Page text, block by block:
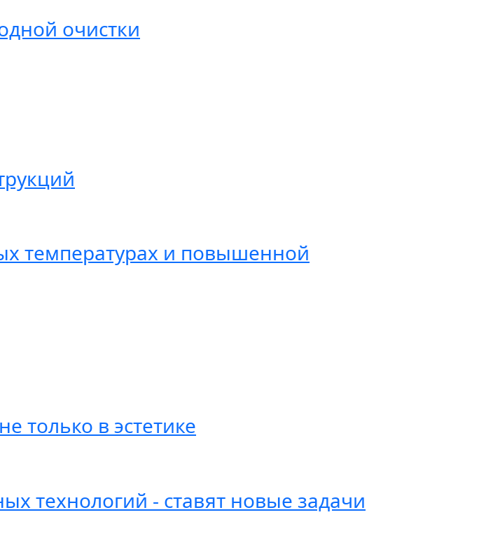
очистки
температурах и повышенной
только в эстетике
технологий - cтавят новые задачи